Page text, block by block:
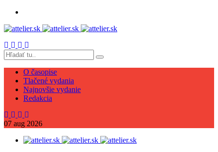
O časopise
Tlačené vydania
Najnovšie vydanie
Redakcia
07 aug 2026